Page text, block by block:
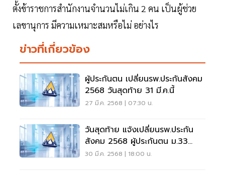
ตั้งข้าราชการสำนักงานจำนวนไม่เกิน 2 คน เป็นผู้ช่วย
เลขานุการ มีความเหมาะสมหรือไม่ อย่างไร
ข่าวที่เกี่ยวข้อง
ผู้ประกันตน เปลี่ยนรพ.ประกันสังคม
2568 วันสุดท้าย 31 มี.ค.นี้
27 มี.ค. 2568 | 07:30 น.
วันสุดท้าย แจ้งเปลี่ยนรพ.ประกัน
สังคม 2568 ผู้ประกันตน ม.33
ม.39
30 มี.ค. 2568 | 18:00 น.